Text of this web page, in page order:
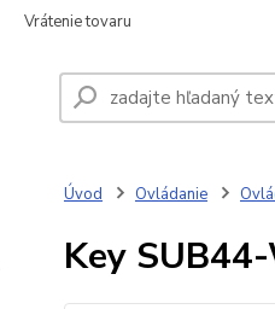
Vrátenie tovaru
Úvod Ovládanie
Key